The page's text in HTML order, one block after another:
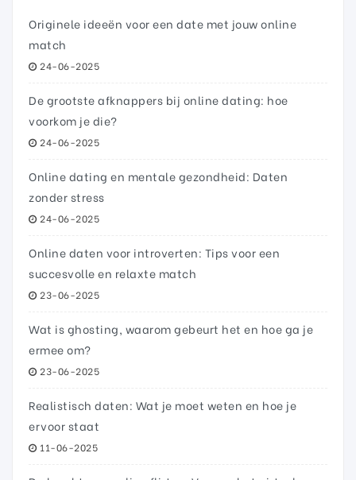
Originele ideeën voor een date met jouw online
match
24-06-2025
De grootste afknappers bij online dating: hoe
voorkom je die?
24-06-2025
Online dating en mentale gezondheid: Daten
zonder stress
24-06-2025
Online daten voor introverten: Tips voor een
succesvolle en relaxte match
23-06-2025
Wat is ghosting, waarom gebeurt het en hoe ga je
ermee om?
23-06-2025
Realistisch daten: Wat je moet weten en hoe je
ervoor staat
11-06-2025